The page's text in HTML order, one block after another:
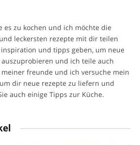
es zu kochen und ich möchte die
leckersten rezepte mit dir teilen
und tipps geben, um neue
auszuprobieren und ich teile auch
meiner freunde und ich versuche mein
dir neue rezepte zu liefern und
auch einige Tipps zur Küche.